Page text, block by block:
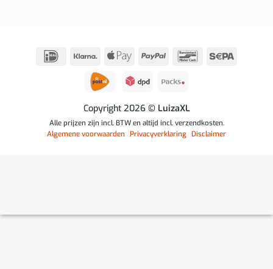
IDeal Klarna
Apple
PayPal BancontactSepa
Copyright 2026 © LuizaXL
Alle prijzen zijn incl. BTW en altijd incl. verzendkosten.
Algemene voorwaarden Privacyverklaring Disclaimer